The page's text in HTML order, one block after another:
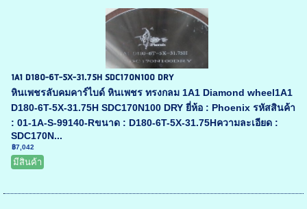
1A1 D180-6T-5X-31.75H SDC170N100 DRY
หินเพชรลับคมคาร์ไบด์ หินเพชร ทรงกลม 1A1 Diamond wheel1A1
D180-6T-5X-31.75H SDC170N100 DRY ยี่ห้อ : Phoenix รหัสสินค้า
: 01-1A-S-99140-Rขนาด : D180-6T-5X-31.75Hความละเอียด :
SDC170N...
฿7,042
มีสินค้า